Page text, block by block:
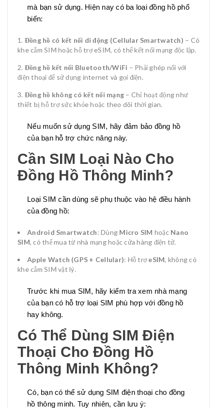
mà bạn sử dụng. Hiện nay có ba loại đồng hồ phổ
biến:
Đồng hồ có kết nối di động (Cellular Smartwatch) – Có
khe cắm SIM hoặc hỗ trợ eSIM, có thể kết nối mạng độc lập.
Đồng hồ kết nối Bluetooth/WiFi – Phải ghép nối với
điện thoại để sử dụng internet và gọi điện.
Đồng hồ không có kết nối mạng – Chỉ hoạt động như
thiết bị hỗ trợ sức khỏe hoặc theo dõi thời gian.
Nếu muốn sử dụng SIM, hãy đảm bảo đồng hồ
của bạn hỗ trợ chức năng này.
Cần SIM Loại Nào Cho
Đồng Hồ Thông Minh?
Loại SIM cần dùng sẽ phụ thuộc vào hệ điều hành
của đồng hồ:
Android Smartwatch: Dùng Micro SIM hoặc Nano
SIM, có thể mua từ nhà mạng hoặc cửa hàng điện tử.
Apple Watch (GPS + Cellular): Hỗ trợeSIM, không có
khe cắm SIM vật lý.
Trước khi mua SIM, hãy kiểm tra xem nhà mạng
của bạn có hỗ trợ loại SIM phù hợp với đồng hồ
hay không.
Có Thể Dùng SIM Điện
Thoại Cho Đồng Hồ
Thông Minh Không?
Có, bạn có thể sử dụng SIM điện thoại cho đồng
hồ thông minh. Tuy nhiên, cần lưu ý: